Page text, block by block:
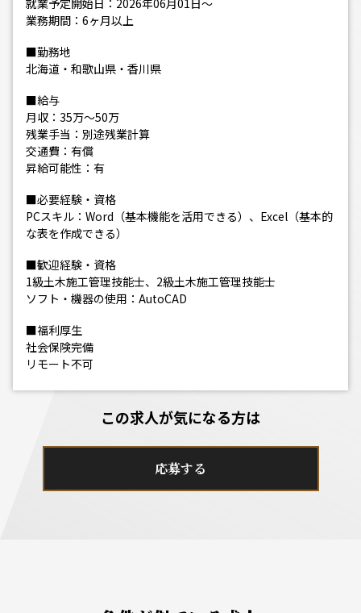
就業予定開始日：2026年06月01日～
業務期間：6ヶ月以上
■勤務地
北海道・和歌山県・香川県
■給与
月収：35万～50万
残業手当：別途残業計算
交通費：有償
昇給可能性：有
■必要経験・資格
PCスキル：Word（基本機能を活用できる）、Excel（基本的
な表を作成できる）
■歓迎経験・資格
1級土木施工管理技能士、2級土木施工管理技能士
ソフト・機器の使用：AutoCAD
■福利厚生
社会保険完備
リモート不可
この求人が気になる方は
応募する